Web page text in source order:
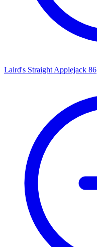
Laird's Straight Applejack 86